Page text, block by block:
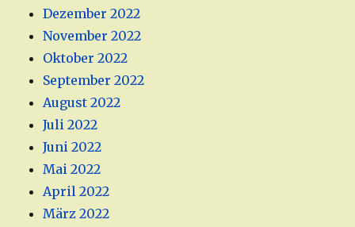
Dezember 2022
November 2022
Oktober 2022
September 2022
August 2022
Juli 2022
Juni 2022
Mai 2022
April 2022
März 2022